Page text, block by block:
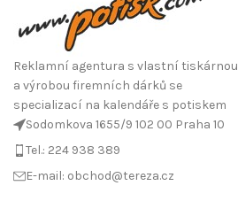
Reklamní agentura s vlastní tiskárnou
a výrobou firemních dárků se
specializací na kalendáře s potiskem
Sodomkova 1655/9 102 00 Praha 10
Tel.: 224 938 389
E-mail: obchod@tereza.cz